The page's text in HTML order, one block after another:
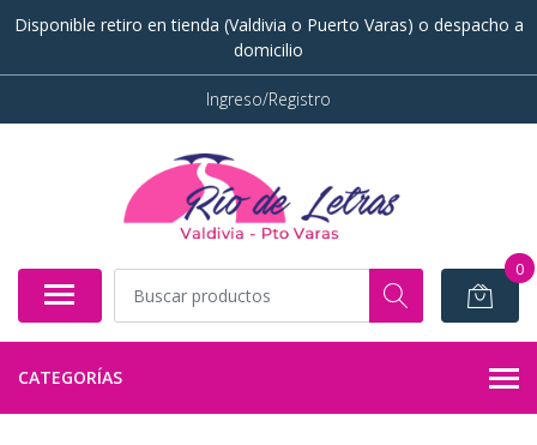
Disponible retiro en tienda (Valdivia o Puerto Varas) o despacho a
domicilio
Ingreso/Registro
0
CATEGORÍAS